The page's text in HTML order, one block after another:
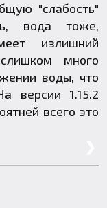
"слабость"
вода тоже,
излишний
много
воды, что
версии 1.15.2
всего это